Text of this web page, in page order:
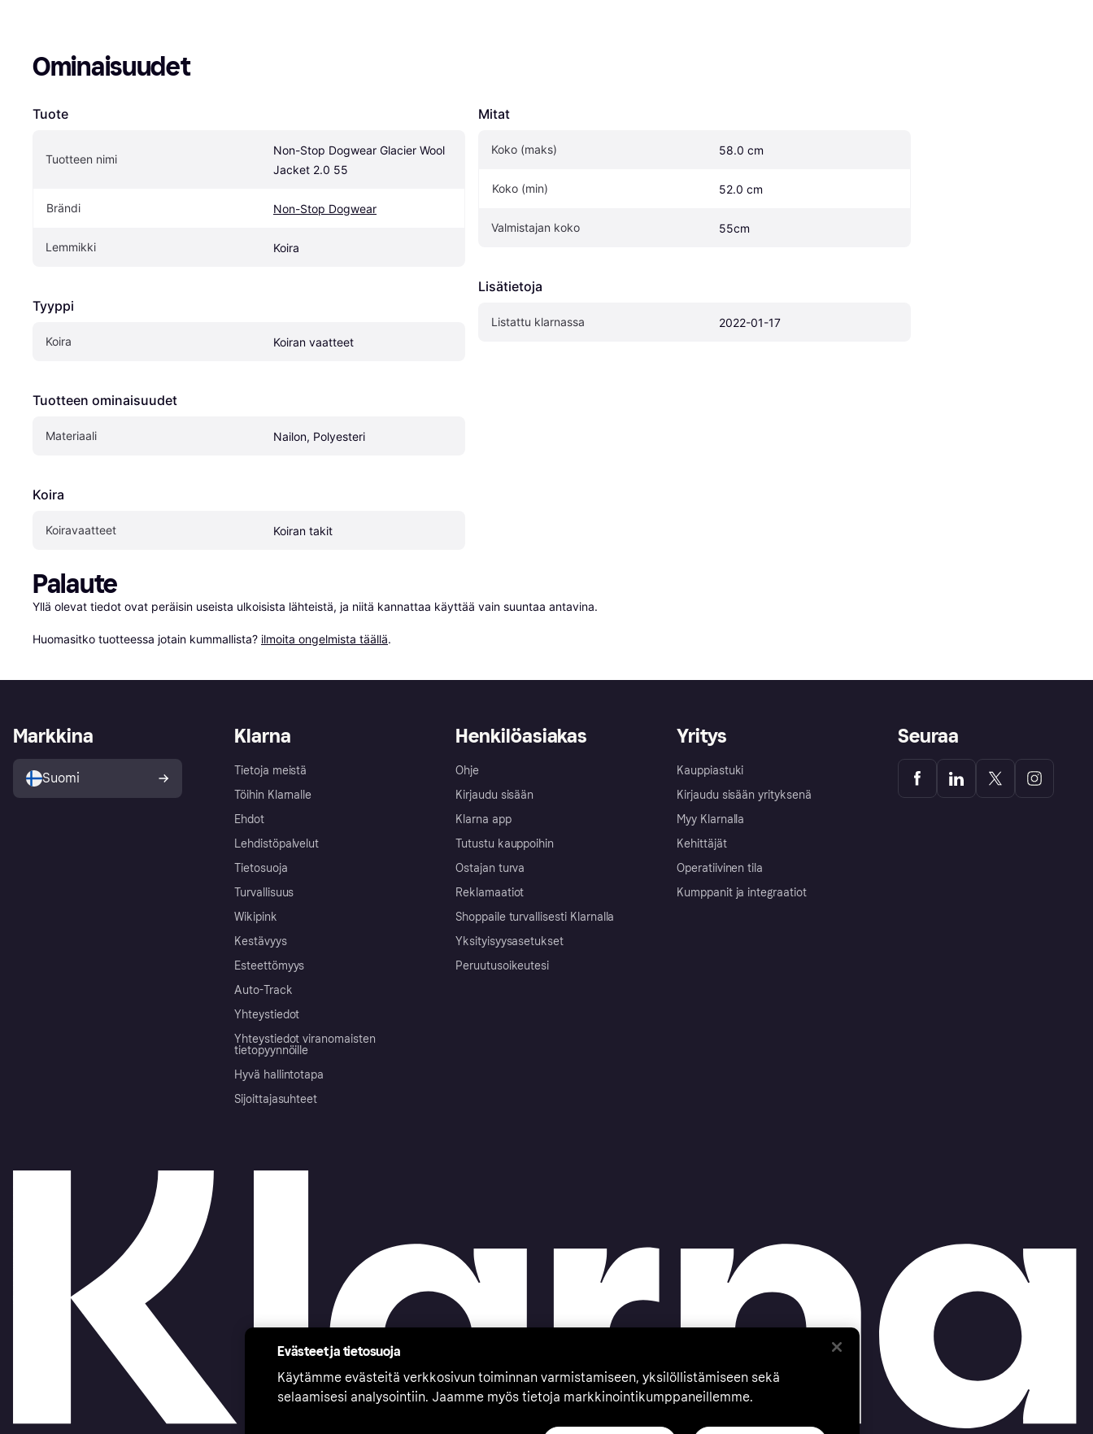
Ominaisuudet
Tuote
Tuotteen nimi
Non-Stop Dogwear Glacier Wool
Jacket 2.0 55
Brändi Non-Stop Dogwear
Lemmikki Koira
Tyyppi
Koira Koiran vaatteet
Tuotteen ominaisuudet
Materiaali Nailon, Polyesteri
Koira
Koiravaatteet Koiran takit
Mitat
Koko (maks) 58.0 cm
Koko (min) 52.0 cm
Valmistajan koko 55cm
Lisätietoja
Listattu klarnassa 2022-01-17
Palaute
Yllä olevat tiedot ovat peräisin useista ulkoisista lähteistä, ja niitä kannattaa käyttää vain suuntaa antavina.
Huomasitko tuotteessa jotain kummallista? ilmoita ongelmista täällä.
Klarna
Tietoja meistä
Töihin Klarnalle
Ehdot
Lehdistöpalvelut
Tietosuoja
Turvallisuus
Wikipink
Kestävyys
Esteettömyys
Auto-Track
Yhteystiedot
Yhteystiedot viranomaisten
tietopyynnöille
Hyvä hallintotapa
Sijoittajasuhteet
Henkilöasiakas
Ohje
Kirjaudu sisään
Klarna app
Tutustu kauppoihin
Ostajan turva
Reklamaatiot
Shoppaile turvallisesti Klarnalla
Yksityisyysasetukset
Peruutusoikeutesi
Yritys
Kauppiastuki
Kirjaudu sisään yrityksenä
Myy Klarnalla
Kehittäjät
Operatiivinen tila
Kumppanit ja integraatiot
Markkina
Suomi
Seuraa
Evästeet ja tietosuoja
Käytämme evästeitä verkkosivun toiminnan varmistamiseen, yksilöllistämiseen sekä
selaamisesi analysointiin. Jaamme myös tietoja markkinointikumppaneillemme.